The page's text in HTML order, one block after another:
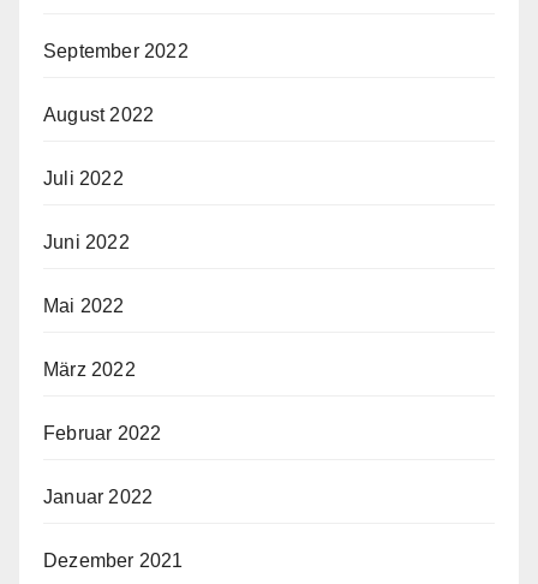
September 2022
August 2022
Juli 2022
Juni 2022
Mai 2022
März 2022
Februar 2022
Januar 2022
Dezember 2021